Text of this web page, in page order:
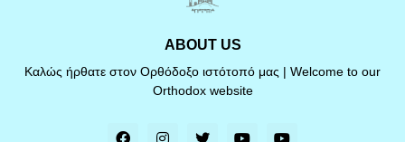
ABOUT US
Καλώς ήρθατε στον Ορθόδοξο ιστότοπό μας | Welcome to our
Orthodox website